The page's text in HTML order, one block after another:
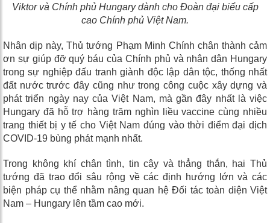
Viktor và Chính phủ Hungary dành cho Đoàn đại biểu cấp
cao Chính phủ Việt Nam.
Nhân dịp này, Thủ tướng Phạm Minh Chính chân thành cảm
ơn sự giúp đỡ quý báu của Chính phủ và nhân dân Hungary
trong sự nghiệp đấu tranh giành độc lập dân tộc, thống nhất
đất nước trước đây cũng như trong công cuộc xây dựng và
phát triển ngày nay của Việt Nam, mà gần đây nhất là việc
Hungary đã hỗ trợ hàng trăm nghìn liều vaccine cùng nhiều
trang thiết bị y tế cho Việt Nam đúng vào thời điểm đại dịch
COVID-19 bùng phát mạnh nhất.
Trong không khí chân tình, tin cậy và thẳng thắn, hai Thủ
tướng đã trao đổi sâu rộng về các định hướng lớn và các
biện pháp cụ thể nhằm nâng quan hệ Đối tác toàn diện Việt
Nam – Hungary lên tầm cao mới.